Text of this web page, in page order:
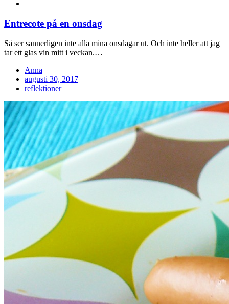
Entrecote på en onsdag
Så ser sannerligen inte alla mina onsdagar ut. Och inte heller att jag
tar ett glas vin mitt i veckan.…
Anna
Posted
on
augusti 30, 2017
reflektioner